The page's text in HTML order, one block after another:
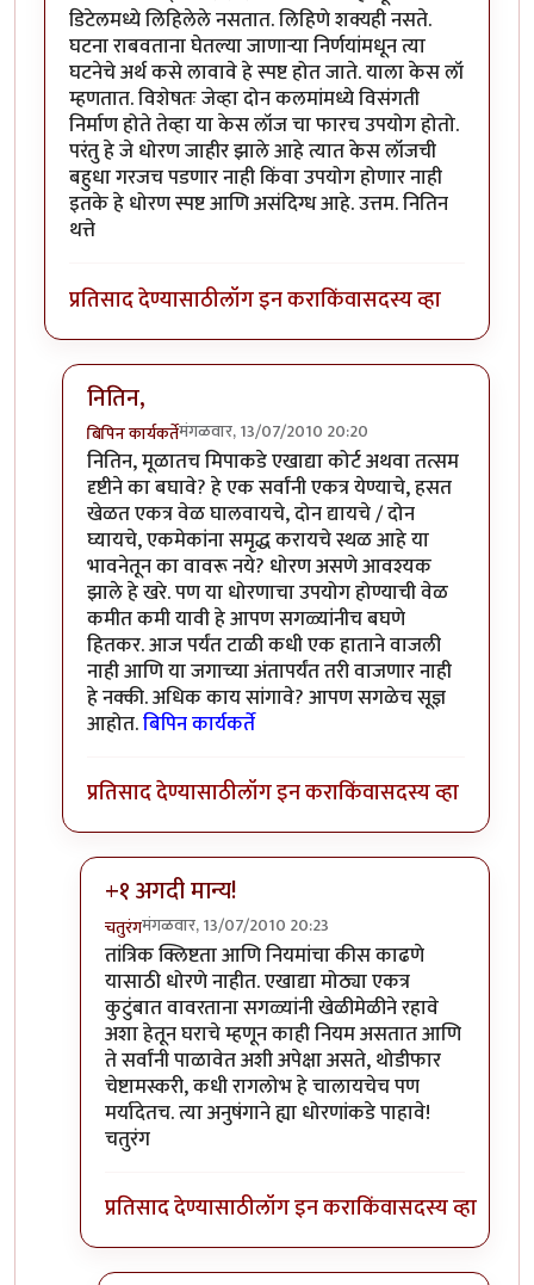
डिटेलमध्ये लिहिलेले नसतात. लिहिणे शक्यही नसते.
घटना राबवताना घेतल्या जाणार्‍या निर्णयांमधून त्या
घटनेचे अर्थ कसे लावावे हे स्पष्ट होत जाते. याला केस लॉ
म्हणतात. विशेषतः जेव्हा दोन कलमांमध्ये विसंगती
निर्माण होते तेव्हा या केस लॉज चा फारच उपयोग होतो.
परंतु हे जे धोरण जाहीर झाले आहे त्यात केस लॉजची
बहुधा गरजच पडणार नाही किंवा उपयोग होणार नाही
इतके हे धोरण स्पष्ट आणि असंदिग्ध आहे. उत्तम. नितिन
थत्ते
प्रतिसाद देण्यासाठीलॉग इन कराकिंवासदस्य व्हा
नितिन,
बिपिन कार्यकर्तेमंगळवार, 13/07/2010 20:20
In reply toवा !!byनितिन थत्ते
नितिन, मूळातच मिपाकडे एखाद्या कोर्ट अथवा तत्सम
दृष्टीने का बघावे? हे एक सर्वांनी एकत्र येण्याचे, हसत
खेळत एकत्र वेळ घालवायचे, दोन द्यायचे / दोन
घ्यायचे, एकमेकांना समृद्ध करायचे स्थळ आहे या
भावनेतून का वावरू नये? धोरण असणे आवश्यक
झाले हे खरे. पण या धोरणाचा उपयोग होण्याची वेळ
कमीत कमी यावी हे आपण सगळ्यांनीच बघणे
हितकर. आज पर्यंत टाळी कधी एक हाताने वाजली
नाही आणि या जगाच्या अंतापर्यंत तरी वाजणार नाही
हे नक्की. अधिक काय सांगावे? आपण सगळेच सूज्ञ
आहोत.बिपिन कार्यकर्ते
प्रतिसाद देण्यासाठीलॉग इन कराकिंवासदस्य व्हा
+१ अगदी मान्य!
चतुरंगमंगळवार, 13/07/2010 20:23
In reply toनितिन,byबिपिन कार्यकर्ते
तांत्रिक क्लिष्टता आणि नियमांचा कीस काढणे
यासाठी धोरणे नाहीत. एखाद्या मोठ्या एकत्र
कुटुंबात वावरताना सगळ्यांनी खेळीमेळीने रहावे
अशा हेतून घराचे म्हणून काही नियम असतात आणि
ते सर्वांनी पाळावेत अशी अपेक्षा असते, थोडीफार
चेष्टामस्करी, कधी रागलोभ हे चालायचेच पण
मर्यादेतच. त्या अनुषंगाने ह्या धोरणांकडे पाहावे!
चतुरंग
प्रतिसाद देण्यासाठीलॉग इन कराकिंवासदस्य व्हा